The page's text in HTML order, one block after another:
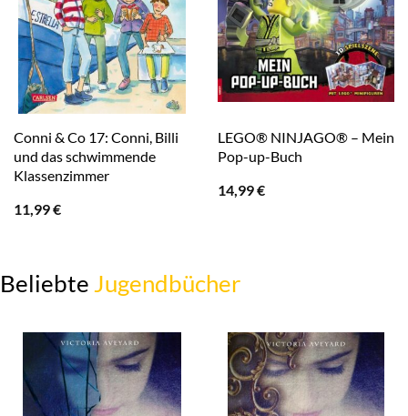
Conni & Co 17: Conni, Billi
und das schwimmende
Klassenzimmer
11,99€
LEGO® NINJAGO® – Mein
Pop-up-Buch
14,99€
Beliebte Jugendbücher